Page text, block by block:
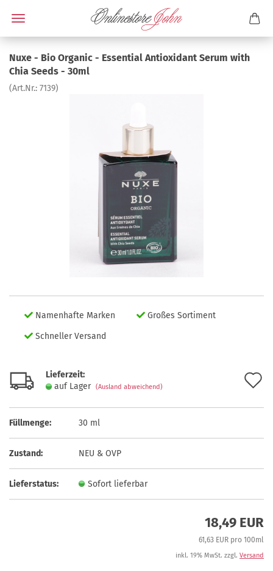
Nuxe - Bio Organic - Essential Antioxidant Serum with
Chia Seeds - 30ml
(Art.Nr.: 7139)
Namenhafte Marken
Großes Sortiment
Schneller Versand
Lieferzeit:
auf Lager (Ausland abweichend)
Füllmenge: 30 ml
Zustand: NEU & OVP
Lieferstatus: Sofort lieferbar
18,49 EUR
61,63 EUR pro 100ml
inkl. 19% MwSt. zzgl. Versand